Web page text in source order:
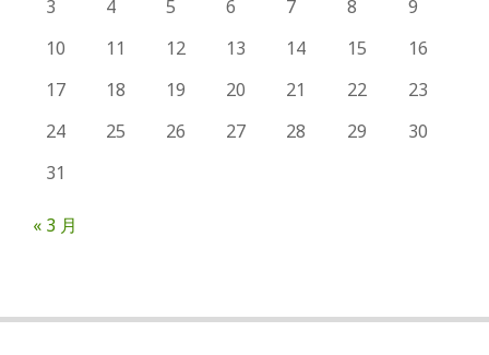
3 4 5 6 7 8
9
10
11 12 13 14 15
16
17
18 19 20 21 22
23
24
25 26 27 28 29
30
31
« 3 月